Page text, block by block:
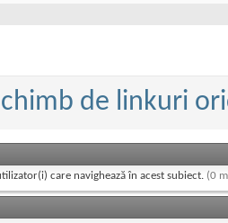
de linkuri
care navighează în acest subiect. (0